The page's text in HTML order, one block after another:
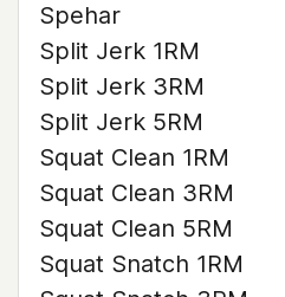
Spehar
Split Jerk 1RM
Split Jerk 3RM
Split Jerk 5RM
Squat Clean 1RM
Squat Clean 3RM
Squat Clean 5RM
Squat Snatch 1RM